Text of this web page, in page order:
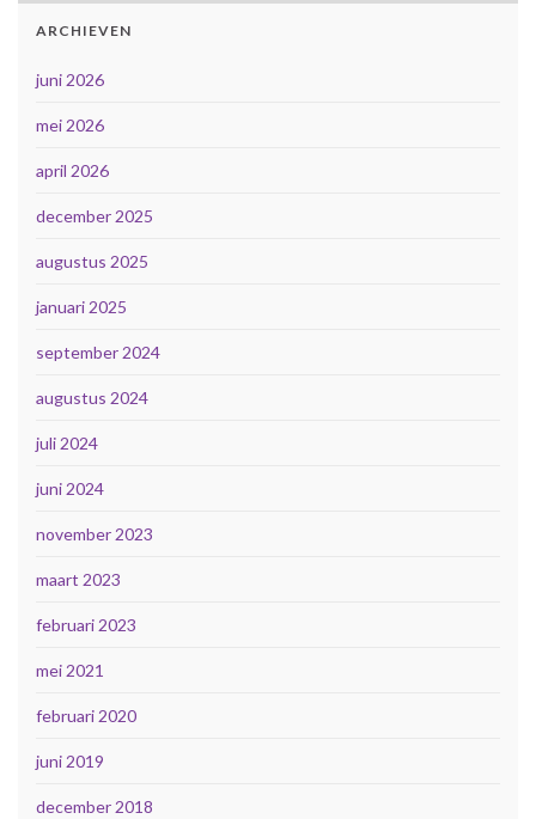
ARCHIEVEN
juni 2026
mei 2026
april 2026
december 2025
augustus 2025
januari 2025
september 2024
augustus 2024
juli 2024
juni 2024
november 2023
maart 2023
februari 2023
mei 2021
februari 2020
juni 2019
december 2018